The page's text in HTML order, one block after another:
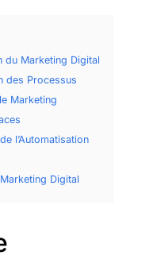
du Marketing Digital
des Processus
Marketing
l’Automatisation
Digital